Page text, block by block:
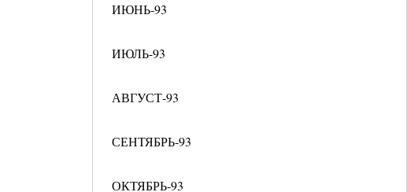
ИЮНЬ-93
ИЮЛЬ-93
АВГУСТ-93
СЕНТЯБРЬ-93
ОКТЯБРЬ-93